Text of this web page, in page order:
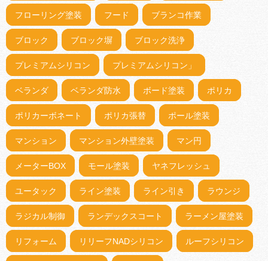
フローリング塗装 フード ブランコ作業
ブロック ブロック塀 ブロック洗浄
プレミアムシリコン プレミアムシリコン」
ベランダ ベランダ防水 ボード塗装 ポリカ
ポリカーボネート ポリカ張替 ポール塗装
マンション マンション外壁塗装 マン円
メーターBOX モール塗装 ヤネフレッシュ
ユータック ライン塗装 ライン引き ラウンジ
ラジカル制御 ランデックスコート ラーメン屋塗装
リフォーム リリーフNADシリコン ルーフシリコン